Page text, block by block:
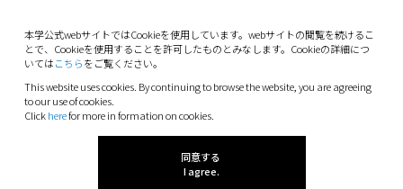
本学公式webサイトではCookieを使用しています。webサイトの閲覧を続けるこ
とで、Cookieを使用することを許可したものとみなします。Cookieの詳細につ
いてはこちらをご覧ください。
This website uses cookies. By continuing to browse the website, you are agreeing
to our use of cookies.
Clickherefor more in formation on cookies.
同意する
I agree.
10-13 Dogo-Himata, Matsuyama, Ehime 790-
Phone: +81 89-927-9000
(C) 2026 Ehime University.